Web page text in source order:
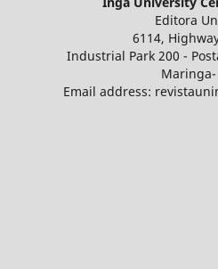
Editora
6114,
Industrial Park 200 -
Maringa-
Email address: